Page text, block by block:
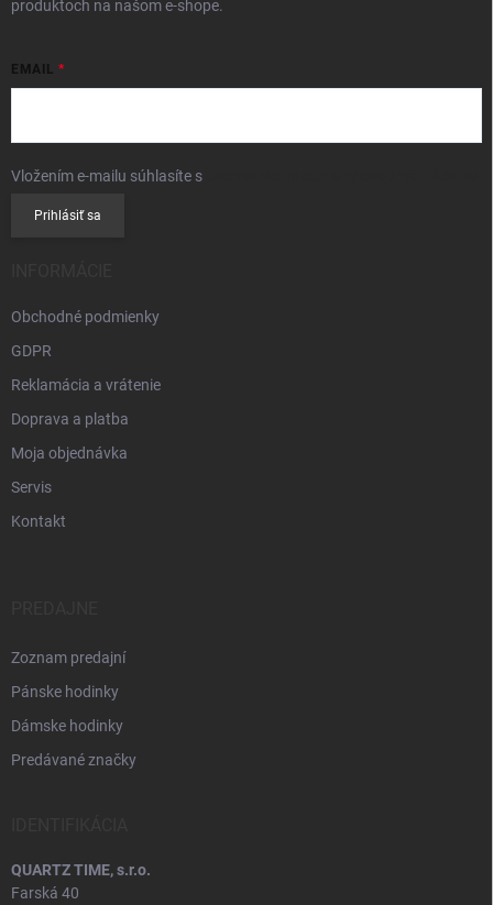
produktoch na našom e-shope.
EMAIL
Vložením e-mailu súhlasíte s
Prihlásiť sa
Obchodné podmienky
GDPR
Reklamácia a vrátenie
Doprava a platba
Moja objednávka
Servis
Kontakt
Zoznam predajní
Pánske hodinky
Dámske hodinky
Predávané značky
QUARTZ TIME, s.r.o.
Farská 40